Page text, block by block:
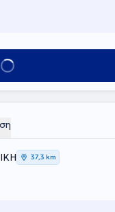
ραντεβού
37,3 km